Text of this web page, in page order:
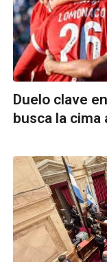
Duelo clave
busca la cima